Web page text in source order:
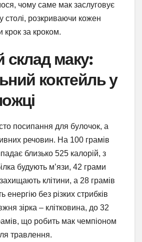
чому саме мак заслуговує
столі, розкриваючи кожен
крок за кроком.
склад маку:
коктейль у
посипання для булочок, а
речовин. На 100 грамів
близько 525 калорій, з
будують м’язи, 42 грами
клітини, а 28 грамів
енергію без різких стрибків
зірка – клітковина, до 32
що робить мак чемпіоном
травлення.